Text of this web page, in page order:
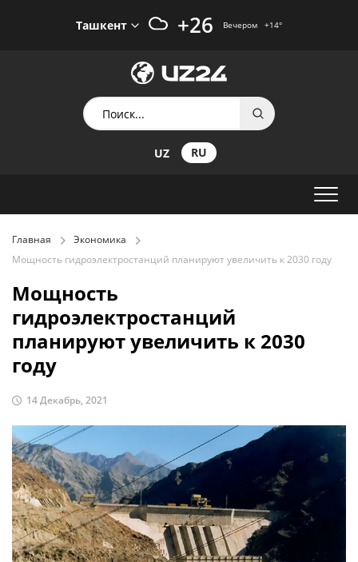
Ташкент +26 Вечером +14°
UZ RU
Главная
Экономика
Мощность гидроэлектростанций планируют увеличить к 2030 году
Мощность
гидроэлектростанций
планируют увеличить к 2030
году
14 Декабрь, 2021